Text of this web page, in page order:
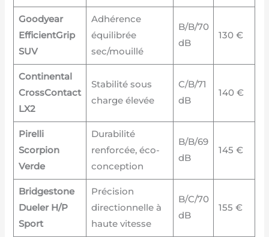
Goodyear
EfficientGrip
SUV
Adhérence
équilibrée
sec/mouillé
B/B/70
dB
130 €
Continental
CrossContact
LX2
Stabilité sous
charge élevée
C/B/71
dB
140 €
Pirelli
Scorpion
Verde
Durabilité
renforcée, éco-
conception
B/B/69
dB
145 €
Bridgestone
Dueler H/P
Sport
Précision
directionnelle à
haute vitesse
B/C/70
dB
155 €